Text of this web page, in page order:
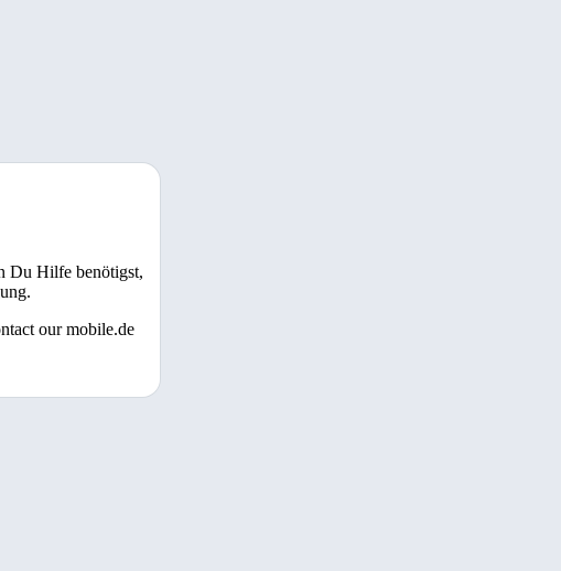
Du Hilfe benötigst,
our mobile.de